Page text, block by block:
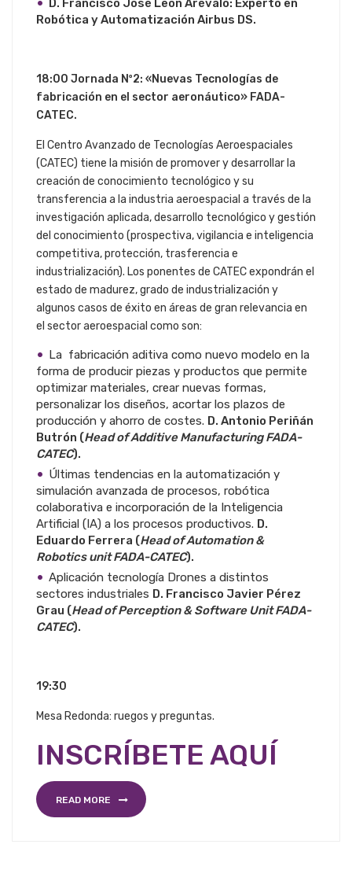
Robótica y Automatización Airbus DS.
18:00 Jornada Nº2: «Nuevas Tecnologías de
fabricación en el sector aeronáutico» FADA-
CATEC.
El Centro Avanzado de Tecnologías Aeroespaciales
(CATEC) tiene la misión de promover y desarrollar la
creación de conocimiento tecnológico y su
transferencia a la industria aeroespacial a través de la
investigación aplicada, desarrollo tecnológico y gestión
del conocimiento (prospectiva, vigilancia e inteligencia
competitiva, protección, trasferencia e
industrialización). Los ponentes de CATEC expondrán el
estado de madurez, grado de industrialización y
algunos casos de éxito en áreas de gran relevancia en
el sector aeroespacial como son:
La fabricación aditiva como nuevo modelo en la
forma de producir piezas y productos que permite
optimizar materiales, crear nuevas formas,
personalizar los diseños, acortar los plazos de
producción y ahorro de costes. D. Antonio Periñán
Butrón (Head of Additive Manufacturing FADA-
CATEC).
Últimas tendencias en la automatización y
simulación avanzada de procesos, robótica
colaborativa e incorporación de la Inteligencia
Artificial (IA) a los procesos productivos. D.
Eduardo Ferrera (Head of Automation &
Robotics unit FADA-CATEC).
Aplicación tecnología Drones a distintos
sectores industriales D. Francisco Javier Pérez
Grau (Head of Perception & Software Unit FADA-
CATEC).
19:30
Mesa Redonda: ruegos y preguntas.
INSCRÍBETE AQUÍ
READ MORE